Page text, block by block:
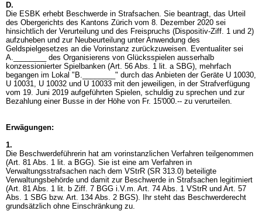
D.
Die ESBK erhebt Beschwerde in Strafsachen. Sie beantragt, das Urteil
des Obergerichts des Kantons Zürich vom 8. Dezember 2020 sei
hinsichtlich der Verurteilung und des Freispruchs (Dispositiv-Ziff. 1 und 2)
aufzuheben und zur Neubeurteilung unter Anwendung des
Geldspielgesetzes an die Vorinstanz zurückzuweisen. Eventualiter sei
A.________ des Organisierens von Glücksspielen ausserhalb
konzessionierter Spielbanken (Art. 56 Abs. 1 lit. a SBG), mehrfach
begangen im Lokal "B.________" durch das Anbieten der Geräte U 10030,
U 10031, U 10032 und U 10033 mit den jeweiligen, in der Strafverfügung
vom 19. Juni 2019 aufgeführten Spielen, schuldig zu sprechen und zur
Bezahlung einer Busse in der Höhe von Fr. 15'000.-- zu verurteilen.
Erwägungen:
1.
Die Beschwerdeführerin hat am vorinstanzlichen Verfahren teilgenommen
(Art. 81 Abs. 1 lit. a BGG). Sie ist eine am Verfahren in
Verwaltungsstrafsachen nach dem VStrR (SR 313.0) beteiligte
Verwaltungsbehörde und damit zur Beschwerde in Strafsachen legitimiert
(Art. 81 Abs. 1 lit. b Ziff. 7 BGG i.V.m. Art. 74 Abs. 1 VStrR und Art. 57
Abs. 1 SBG bzw. Art. 134 Abs. 2 BGS). Ihr steht das Beschwerderecht
grundsätzlich ohne Einschränkung zu.